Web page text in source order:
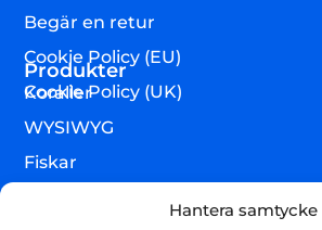
Hantera samtycke
Begär en retur
Cookie Policy (EU)
Cookie Policy (UK)
Produkter
Koraller
WYSIWYG
Fiskar